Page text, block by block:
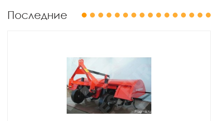
Последние 1 2 3 4 5 6 7 8 9 10 11 12 13 14 15 16